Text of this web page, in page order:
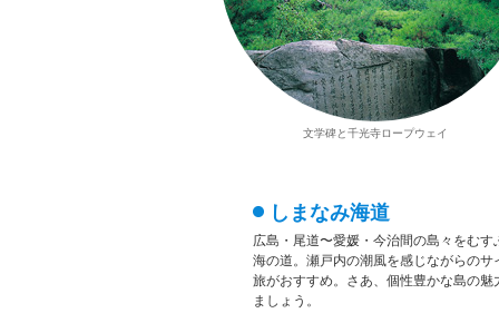
文学碑と千光寺ロープウェイ
しまなみ海道
広島・尾道〜愛媛・今治間の島々をむす
海の道。瀬戸内の潮風を感じながらのサ
旅がおすすめ。さあ、個性豊かな島の魅
ましょう。